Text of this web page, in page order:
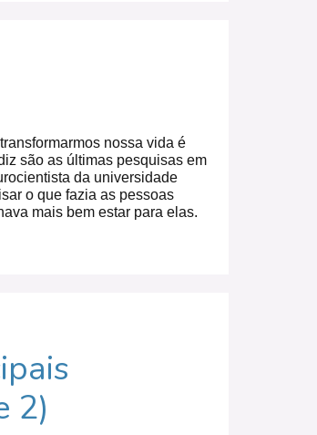
nossa vida é
são as últimas pesquisas em
da universidade
o que fazia as pessoas
mais bem estar para elas.
2)